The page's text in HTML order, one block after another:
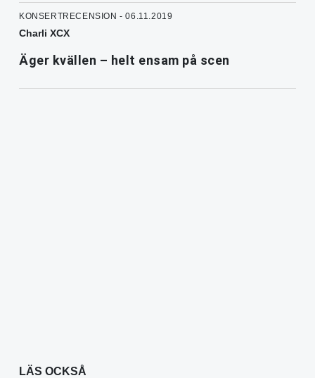
KONSERTRECENSION - 06.11.2019
Charli XCX
Äger kvällen – helt ensam på scen
LÄS OCKSÅ